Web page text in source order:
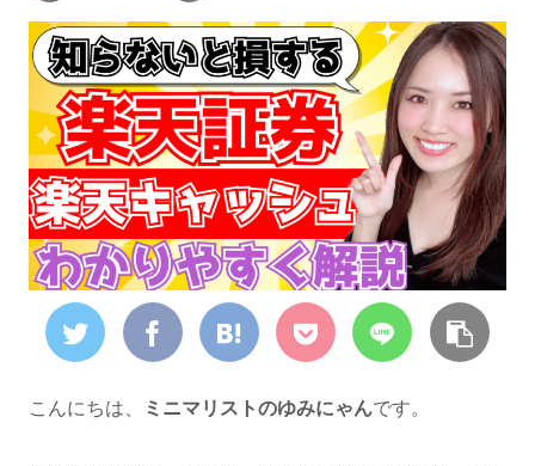
こんにちは、 ミニマリストのゆみにゃんです。